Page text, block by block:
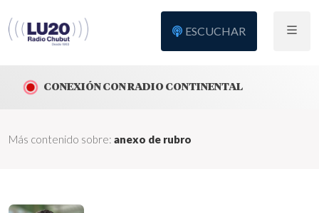
ESCUCHAR
CONEXIÓN CON RADIO CONTINENTAL
Más contenido sobre: anexo de rubro